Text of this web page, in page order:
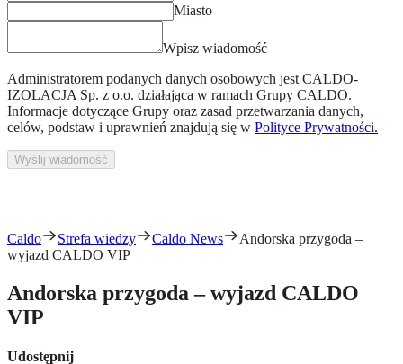
Miasto
Wpisz wiadomość
Administratorem podanych danych osobowych jest CALDO-
IZOLACJA Sp. z o.o. działająca w ramach Grupy CALDO.
Informacje dotyczące Grupy oraz zasad przetwarzania danych,
celów, podstaw i uprawnień znajdują się w Polityce Prywatności.
Wyślij wiadomość
Caldo Strefa wiedzy Caldo News
Andorska przygoda –
wyjazd CALDO VIP
Andorska przygoda – wyjazd CALDO
VIP
Udostępnij